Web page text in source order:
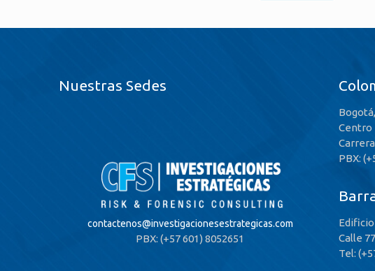
Nuestras Sedes
contactenos@investigacionesestrategicas.com
PBX: (+57 601) 8052651
Bogotá,
Centro
PBX:
Calle
Tel: